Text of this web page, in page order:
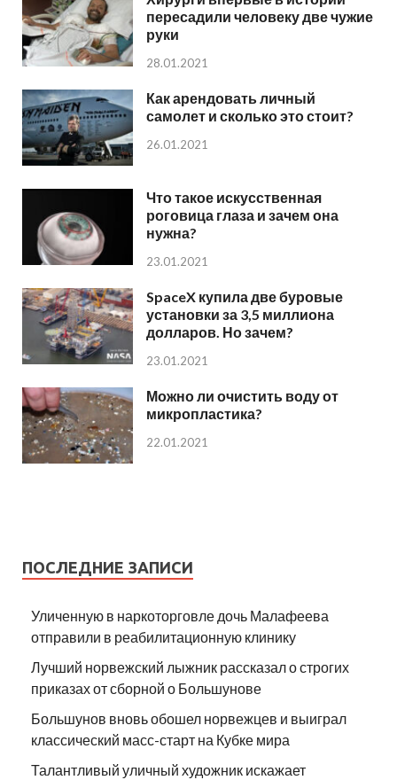
пересадили человеку две чужие
руки
28.01.2021
Как арендовать личный
самолет и сколько это стоит?
26.01.2021
Что такое искусственная
роговица глаза и зачем она
нужна?
23.01.2021
SpaceX купила две буровые
установки за 3,5 миллиона
долларов. Но зачем?
23.01.2021
Можно ли очистить воду от
микропластика?
22.01.2021
ПОСЛЕДНИЕ ЗАПИСИ
Уличенную в наркоторговле дочь Малафеева
отправили в реабилитационную клинику
Лучший норвежский лыжник рассказал о строгих
приказах от сборной о Большунове
Большунов вновь обошел норвежцев и выиграл
классический масс-старт на Кубке мира
Талантливый уличный художник искажает